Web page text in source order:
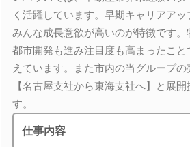
く活躍しています。早期キャリアアッ
みんな成長意欲が高いのが特徴です
都市開発も進み注目度も高まったこ
えています。また市内の当グループ
【名古屋支社から東海支社へ】と展
す。
仕事内容